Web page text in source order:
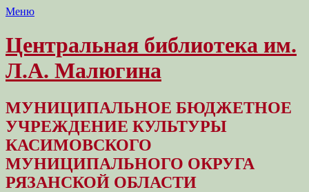
Меню
Центральная библиотека им.
Л.А. Малюгина
МУНИЦИПАЛЬНОЕ БЮДЖЕТНОЕ
УЧРЕЖДЕНИЕ КУЛЬТУРЫ
КАСИМОВСКОГО
МУНИЦИПАЛЬНОГО ОКРУГА
РЯЗАНСКОЙ ОБЛАСТИ